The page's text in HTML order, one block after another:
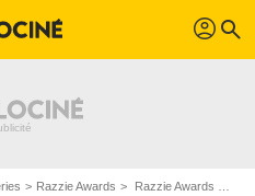
profil search
Razzie Awards Razzie Awards 2011 - Edition n°31